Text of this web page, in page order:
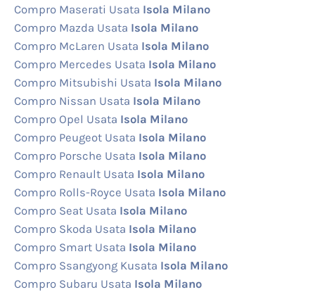
Compro Maserati Usata Isola Milano
Compro Mazda Usata Isola Milano
Compro McLaren Usata Isola Milano
Compro Mercedes Usata Isola Milano
Compro Mitsubishi Usata Isola Milano
Compro Nissan Usata Isola Milano
Compro Opel Usata Isola Milano
Compro Peugeot Usata Isola Milano
Compro Porsche Usata Isola Milano
Compro Renault Usata Isola Milano
Compro Rolls-Royce Usata Isola Milano
Compro Seat Usata Isola Milano
Compro Skoda Usata Isola Milano
Compro Smart Usata Isola Milano
Compro Ssangyong Kusata Isola Milano
Compro Subaru Usata Isola Milano